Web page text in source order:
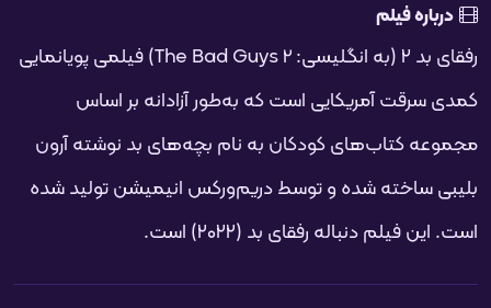
درباره فیلم
رفقای بد ۲ (به انگلیسی: The Bad Guys 2) فیلمی پویانمایی
کمدی سرقت آمریکایی است که به‌طور آزادانه بر اساس
مجموعه کتاب‌های کودکان به نام بچه‌های بد نوشته آرون
بلیبی ساخته شده و توسط دریم‌ورکس انیمیشن تولید شده
است. این فیلم دنباله رفقای بد (۲۰۲۲) است.